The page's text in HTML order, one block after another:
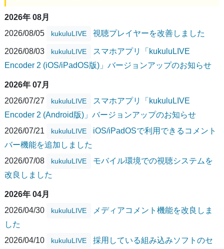
2026年 08月
2026/08/05
kukuluLIVE 視聴プレイヤーを改善しました
2026/08/03 kukuluLIVE
スマホアプリ「kukuluLIVE
Encoder 2 (iOS/iPadOS版)」バージョンアップのお知らせ
2026年 07月
2026/07/27
kukuluLIVE
スマホアプリ「kukuluLIVE
Encoder 2 (Android版)」バージョンアップのお知らせ
2026/07/21
kukuluLIVE
iOS/iPadOSで利用できるコメント
バー機能を追加しました
2026/07/08
kukuluLIVE
モバイル環境での視聴システムを
改良しました
2026年 04月
2026/04/30
kukuluLIVE
メディアコメント機能を改良しま
した
2026/04/10
kukuluLIVE
採用している組み込みソフトのセ